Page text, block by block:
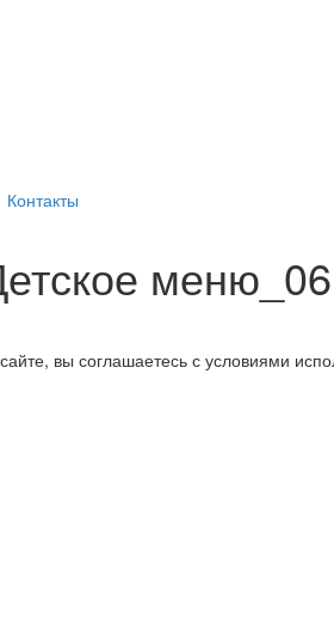
Контакты
вы соглашаетесь с условиями